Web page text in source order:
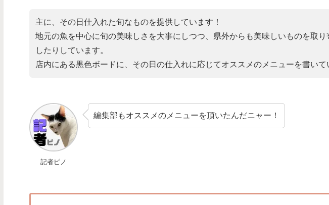
主に、その日仕入れた旬なものを提供しています！
地元の魚を中心に旬の美味しさを大事にしつつ、県外からも美味しいものを取り
したりしています。
店内にある黒色ボードに、その日の仕入れに応じてオススメのメニューを書いて
記者ピノ
編集部もオススメのメニューを頂いたんだニャー！